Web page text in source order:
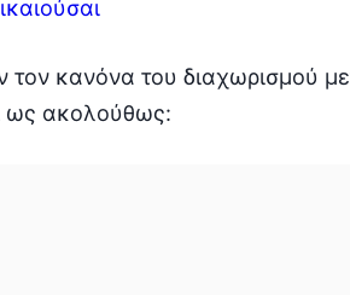
κανόνα του διαχωρισμού
ως ακολούθως: